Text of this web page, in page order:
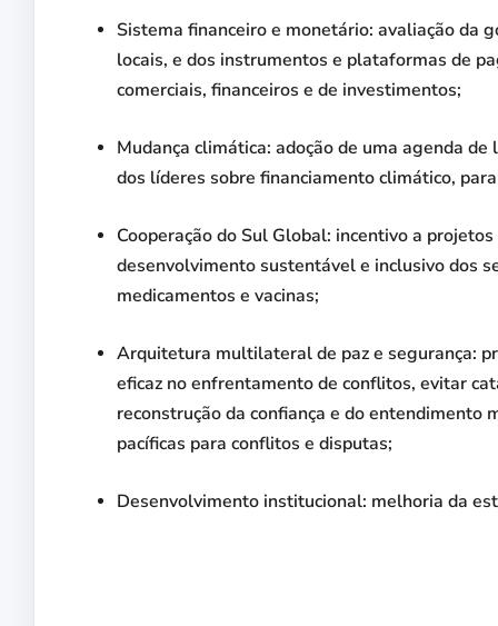
Sistema financeiro e monetário: avaliação da
locais, e dos instrumentos e plataformas de
comerciais, financeiros e de investimentos;
Mudança climática: adoção de uma agenda
dos líderes sobre financiamento climático,
Cooperação do Sul Global: incentivo a
desenvolvimento sustentável e inclusivo dos
medicamentos e vacinas;
Arquitetura multilateral de paz e segurança:
eficaz no enfrentamento de conflitos, evitar
reconstrução da confiança e do entendimento
pacíficas para conflitos e disputas;
Desenvolvimento institucional: melhoria da